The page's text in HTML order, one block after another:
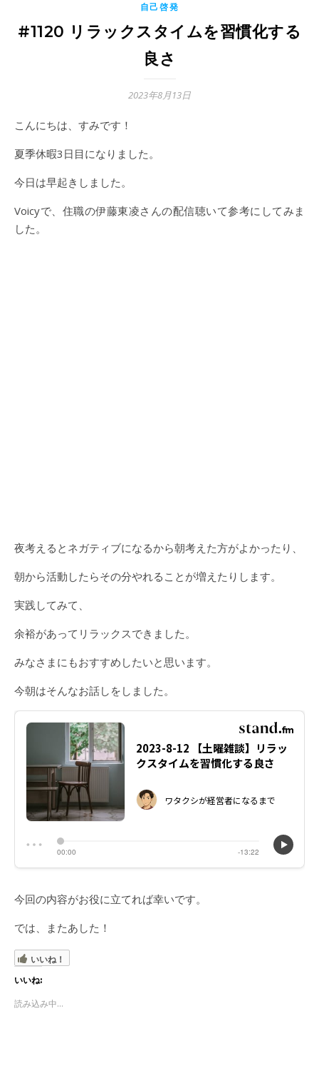
自己啓発
#1120 リラックスタイムを習慣化する
良さ
2023年8月13日
こんにちは、すみです！
夏季休暇3日目になりました。
今日は早起きしました。
Voicyで、住職の伊藤東凌さんの配信聴いて参考にしてみま
した。
夜考えるとネガティブになるから朝考えた方がよかったり、
朝から活動したらその分やれることが増えたりします。
実践してみて、
余裕があってリラックスできました。
みなさまにもおすすめしたいと思います。
今朝はそんなお話しをしました。
今回の内容がお役に立てれば幸いです。
では、またあした！
いいね！
いいね:
読み込み中...